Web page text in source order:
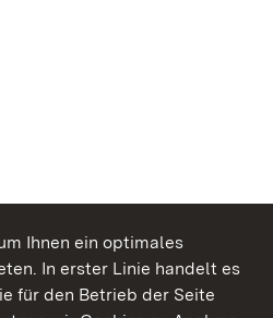
Ihnen ein optimales
In erster Linie handelt es
für den Betrieb der Seite